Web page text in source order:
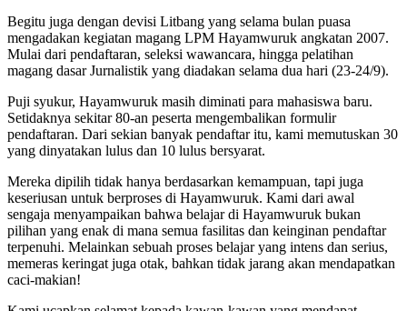
Begitu juga dengan devisi Litbang yang selama bulan puasa
mengadakan kegiatan magang LPM Hayamwuruk angkatan 2007.
Mulai dari pendaftaran, seleksi wawancara, hingga pelatihan
magang dasar Jurnalistik yang diadakan selama dua hari (23-24/9).
Puji syukur, Hayamwuruk masih diminati para mahasiswa baru.
Setidaknya sekitar 80-an peserta mengembalikan formulir
pendaftaran. Dari sekian banyak pendaftar itu, kami memutuskan 30
yang dinyatakan lulus dan 10 lulus bersyarat.
Mereka dipilih tidak hanya berdasarkan kemampuan, tapi juga
keseriusan untuk berproses di Hayamwuruk. Kami dari awal
sengaja menyampaikan bahwa belajar di Hayamwuruk bukan
pilihan yang enak di mana semua fasilitas dan keinginan pendaftar
terpenuhi. Melainkan sebuah proses belajar yang intens dan serius,
memeras keringat juga otak, bahkan tidak jarang akan mendapatkan
caci-makian!